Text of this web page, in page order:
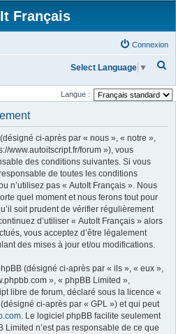
Français
Connexion
c
Select Language ▼
Langue :
ci-après par « nous », « notre »,
www.autoitscript.fr/forum »), vous
des conditions suivantes. Si vous
de toutes les conditions
n’utilisez pas « AutoIt Français ». Nous
quel moment et nous ferons tout pour
soit prudent de vérifier régulièrement
d’utiliser « AutoIt Français » alors
vous acceptez d’être légalement
des mises à jour et/ou modifications.
(désigné ci-après par « ils », « eux »,
», « phpBB Limited »,
libre de forum, déclaré sous la licence «
ci-après par « GPL ») et qui peut
. Le logiciel phpBB facilite seulement
Limited n’est pas responsable de ce que